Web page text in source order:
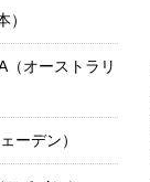
）
（オーストラリ
ーデン）